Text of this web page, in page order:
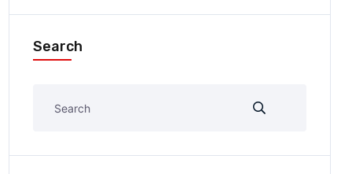
Search